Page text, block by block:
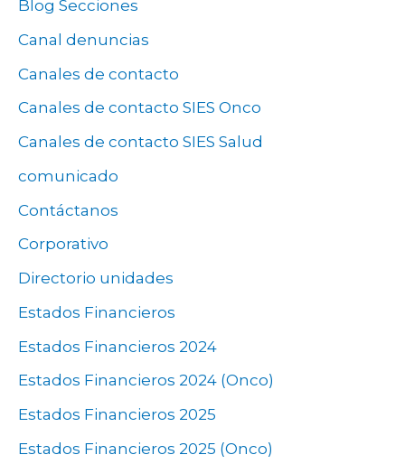
Blog Secciones
Canal denuncias
Canales de contacto
Canales de contacto SIES Onco
Canales de contacto SIES Salud
comunicado
Contáctanos
Corporativo
Directorio unidades
Estados Financieros
Estados Financieros 2024
Estados Financieros 2024 (Onco)
Estados Financieros 2025
Estados Financieros 2025 (Onco)